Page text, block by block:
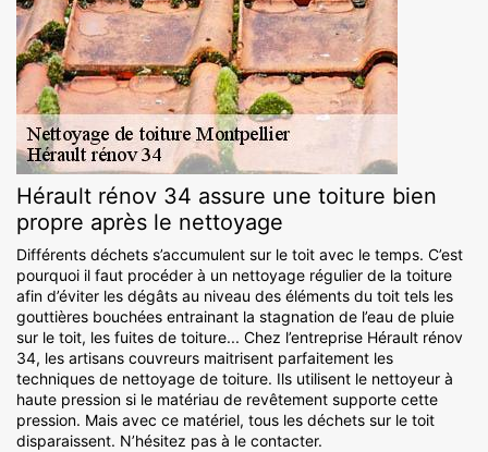
Hérault rénov 34 assure une toiture bien
propre après le nettoyage
Différents déchets s’accumulent sur le toit avec le temps. C’est
pourquoi il faut procéder à un nettoyage régulier de la toiture
afin d’éviter les dégâts au niveau des éléments du toit tels les
gouttières bouchées entrainant la stagnation de l’eau de pluie
sur le toit, les fuites de toiture... Chez l’entreprise Hérault rénov
34, les artisans couvreurs maitrisent parfaitement les
techniques de nettoyage de toiture. Ils utilisent le nettoyeur à
haute pression si le matériau de revêtement supporte cette
pression. Mais avec ce matériel, tous les déchets sur le toit
disparaissent. N’hésitez pas à le contacter.